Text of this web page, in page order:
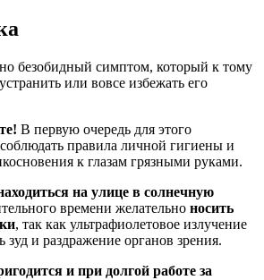
безобидный симптом, который к тому
или вовсе избежать его
В первую очередь для этого
правила личной гигиены и
к глазам грязными руками.
на улице в солнечную
времени желательно носить
, так как ультрафиолетовое излучение
и раздражение органов зрения.
и при долгой работе за